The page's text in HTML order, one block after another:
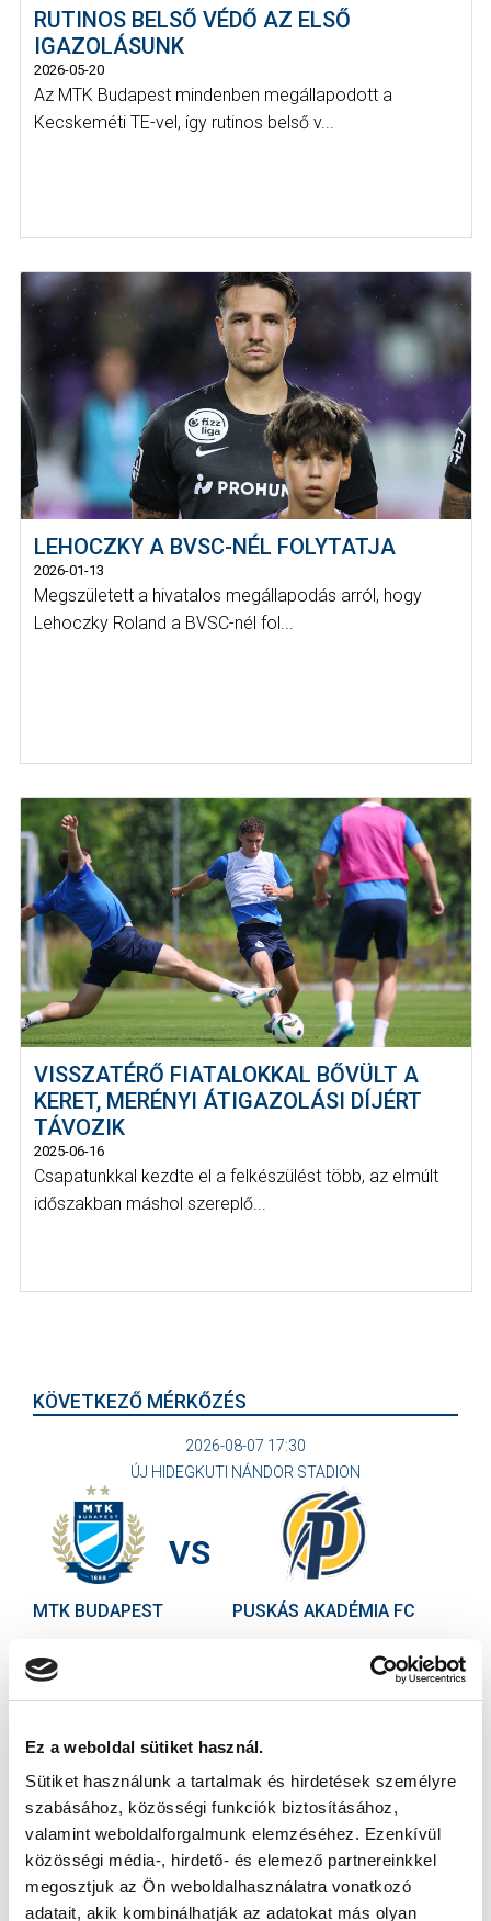
Ez a weboldal sütiket használ.
Sütiket használunk a tartalmak és hirdetések személyre
szabásához, közösségi funkciók biztosításához,
valamint weboldalforgalmunk elemzéséhez. Ezenkívül
közösségi média-, hirdető- és elemező partnereinkkel
megosztjuk az Ön weboldalhasználatra vonatkozó
adatait, akik kombinálhatják az adatokat más olyan
RUTINOS BELSŐ VÉDŐ AZ ELSŐ
IGAZOLÁSUNK
2026-05-20
Az MTK Budapest mindenben megállapodott a
Kecskeméti TE-vel, így rutinos belső v...
LEHOCZKY A BVSC-NÉL FOLYTATJA
2026-01-13
Megszületett a hivatalos megállapodás arról, hogy
Lehoczky Roland a BVSC-nél fol...
VISSZATÉRŐ FIATALOKKAL BŐVÜLT A
KERET, MERÉNYI ÁTIGAZOLÁSI DÍJÉRT
TÁVOZIK
2025-06-16
Csapatunkkal kezdte el a felkészülést több, az elmúlt
időszakban máshol szereplő...
KÖVETKEZŐ MÉRKŐZÉS
2026-08-07 17:30
ÚJ HIDEGKUTI NÁNDOR STADION
MTK BUDAPEST
VS
PUSKÁS AKADÉMIA FC
MTK BUDAPEST HÍRLEVÉL
Ne maradjon le egy eseményről sem! Iratkozzon fel ingyenes
Elfogadom azAdatvédelmi tájékoztatót!